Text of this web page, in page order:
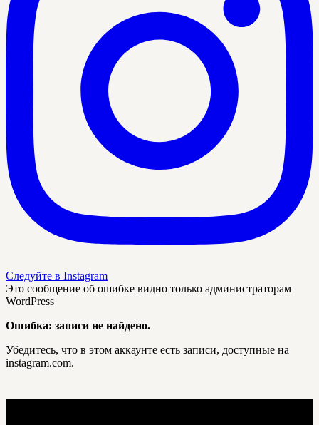
Следуйте в Instagram
Это сообщение об ошибке видно только администраторам
WordPress
Ошибка: записи не найдено.
Убедитесь, что в этом аккаунте есть записи, доступные на
instagram.com.